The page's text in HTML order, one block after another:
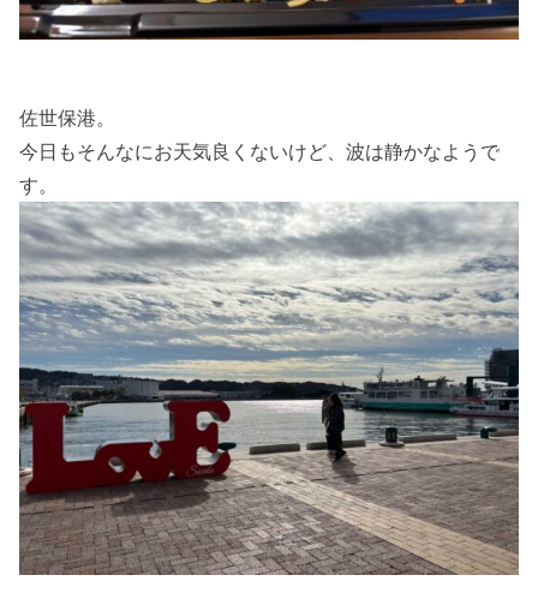
佐世保港。
今日もそんなにお天気良くないけど、波は静かなようで
す。